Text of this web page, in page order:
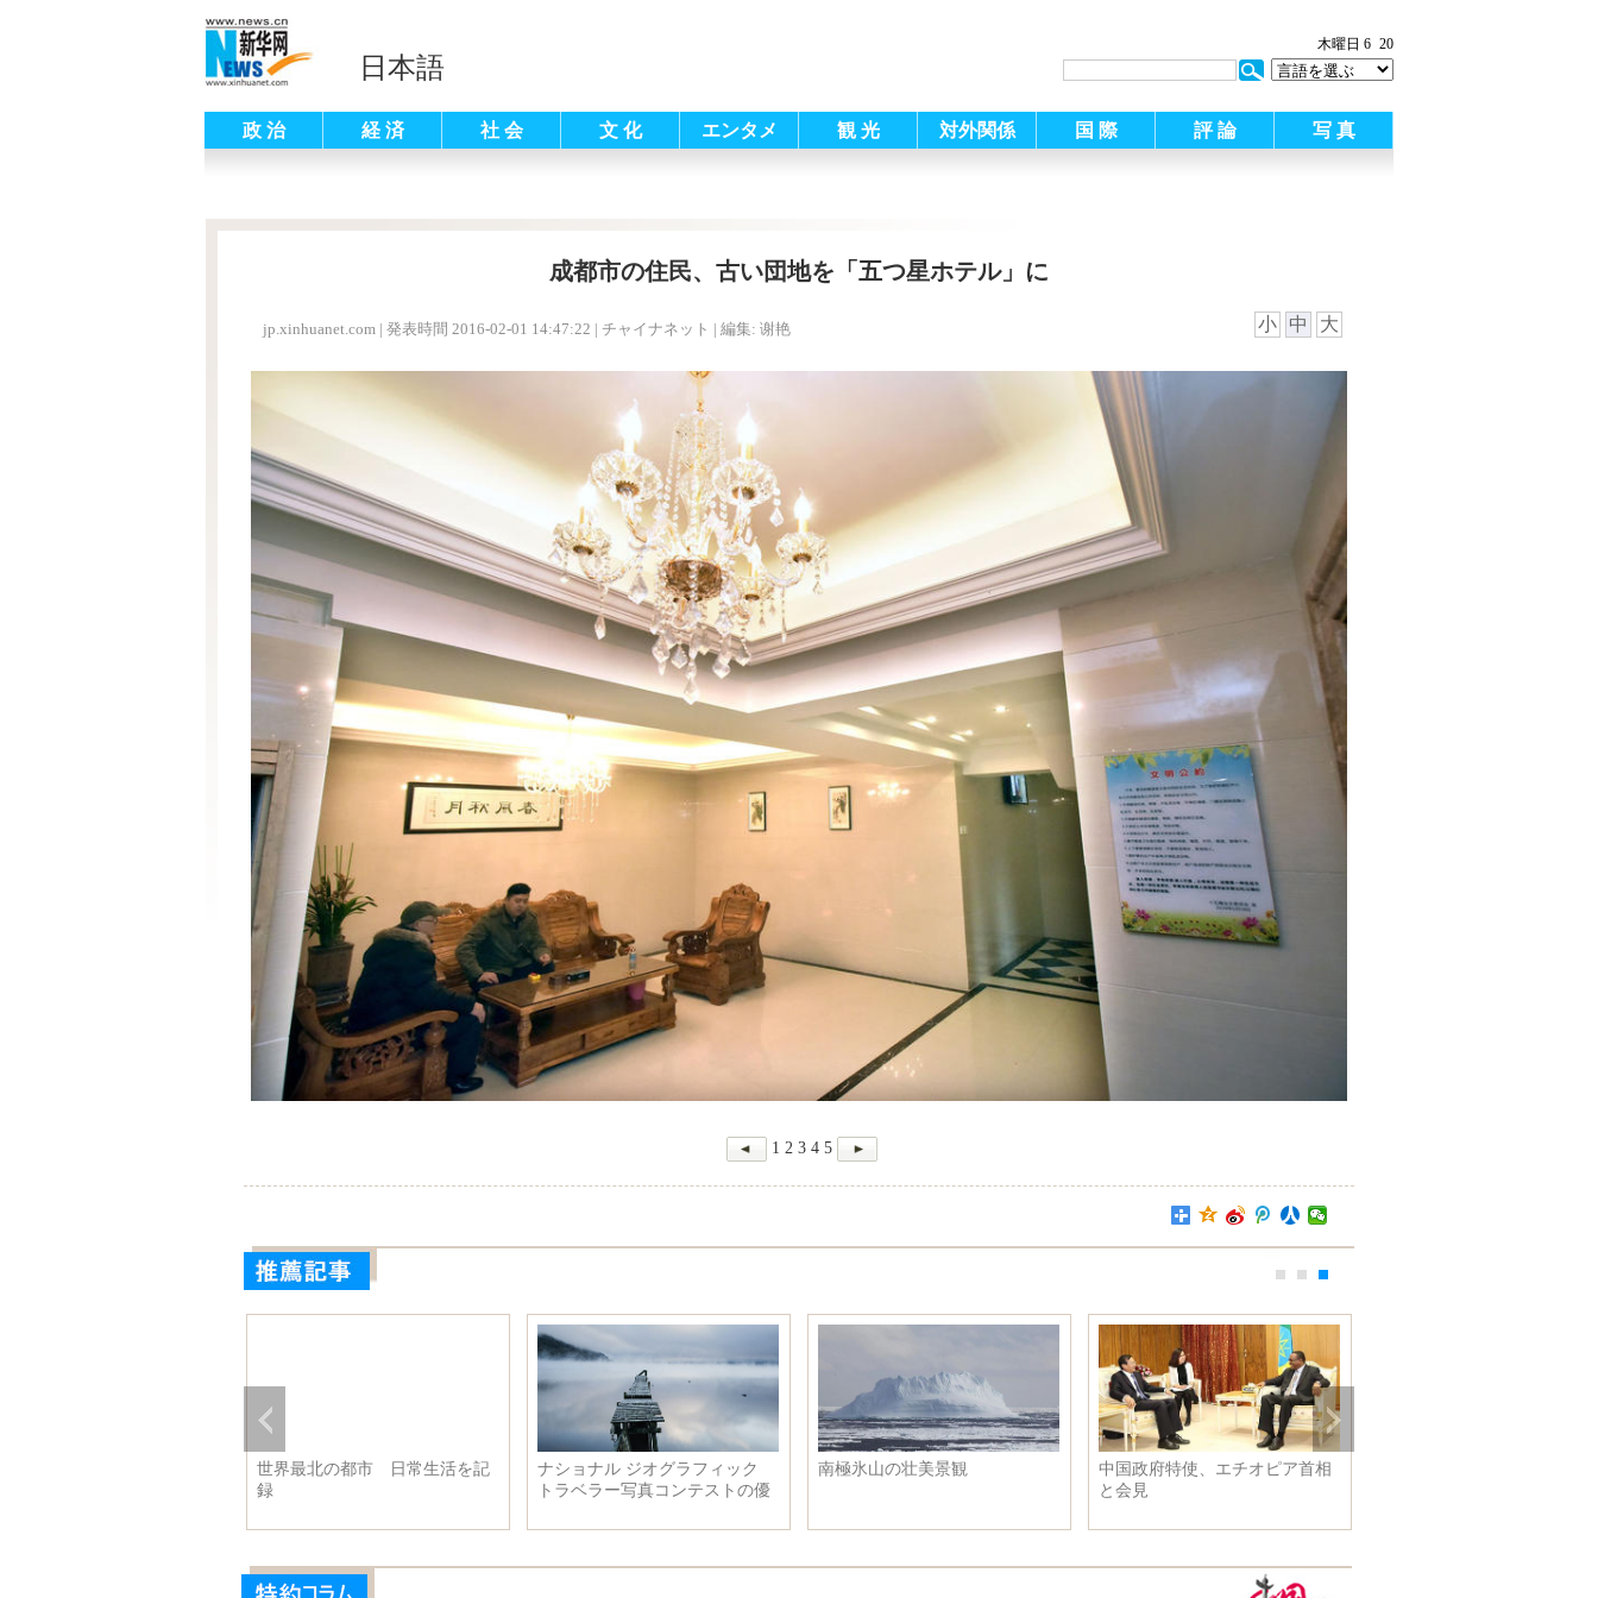
日本語
木曜日 6 20
政 治 経 済 社 会 文 化 エンタメ 観 光 対外関係 国 際 評 論 写 真
成都市の住民、古い団地を「五つ星ホテル」に
jp.xinhuanet.com | 発表時間 2016-02-01 14:47:22 | チャイナネット | 編集: 谢艳 小 中 大
1 2 3 4 5
世界最北の都市 日常生活を記
録
ナショナル ジオグラフィック
トラベラー写真コンテストの優
南極氷山の壮美景観
中国政府特使、エチオピア首相
と会見